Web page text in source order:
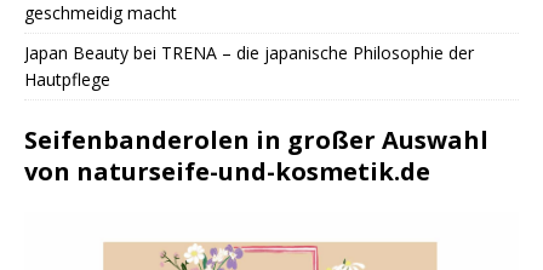
geschmeidig macht
Japan Beauty bei TRENA – die japanische Philosophie der
Hautpflege
Seifenbanderolen in großer Auswahl
von naturseife-und-kosmetik.de